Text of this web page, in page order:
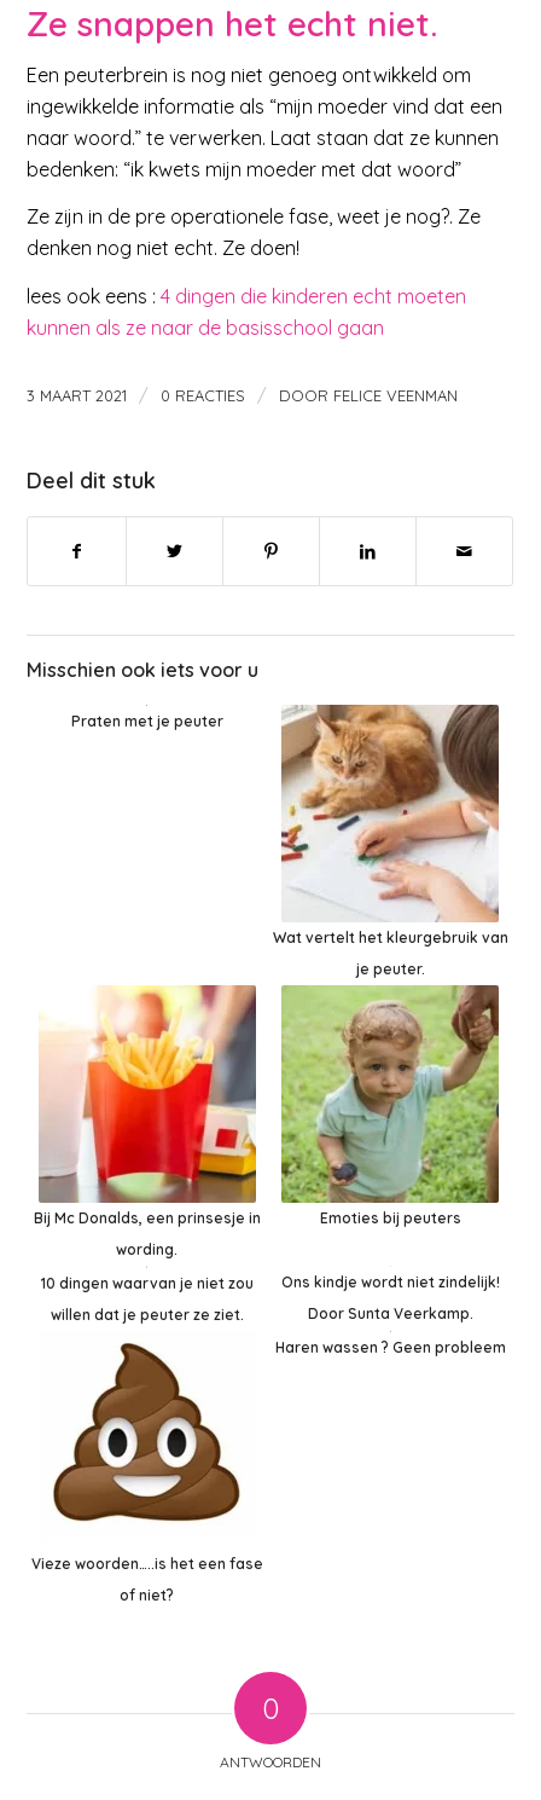
Ze snappen het echt niet.
Een peuterbrein is nog niet genoeg ontwikkeld om
ingewikkelde informatie als “mijn moeder vind dat een
naar woord.” te verwerken. Laat staan dat ze kunnen
bedenken: “ik kwets mijn moeder met dat woord”
Ze zijn in de pre operationele fase, weet je nog?. Ze
denken nog niet echt. Ze doen!
lees ook eens :4 dingen die kinderen echt moeten
kunnen als ze naar de basisschool gaan
3 MAART 2021 / 0 REACTIES / DOOR FELICE VEENMAN
Deel dit stuk
Misschien ook iets voor u
Praten met je peuter
Wat vertelt het kleurgebruik van
je peuter.
Bij Mc Donalds, een prinsesje in
wording.
Emoties bij peuters
10 dingen waarvan je niet zou
willen dat je peuter ze ziet.
Ons kindje wordt niet zindelijk!
Door Sunta Veerkamp.
Vieze woorden…..is het een fase
of niet?
Haren wassen ? Geen probleem
0
ANTWOORDEN